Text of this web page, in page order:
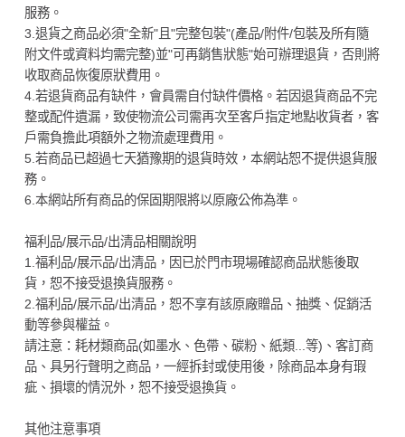
服務。
3.退貨之商品必須"全新"且"完整包裝"(產品/附件/包裝及所有隨
附文件或資料均需完整)並"可再銷售狀態"始可辦理退貨，否則將
收取商品恢復原狀費用。
4.若退貨商品有缺件，會員需自付缺件價格。若因退貨商品不完
整或配件遺漏，致使物流公司需再次至客戶指定地點收貨者，客
戶需負擔此項額外之物流處理費用。
5.若商品已超過七天猶豫期的退貨時效，本網站恕不提供退貨服
務。
6.本網站所有商品的保固期限將以原廠公佈為準。
福利品/展示品/出清品相關說明
1.福利品/展示品/出清品，因已於門市現場確認商品狀態後取
貨，恕不接受退換貨服務。
2.福利品/展示品/出清品，恕不享有該原廠贈品、抽獎、促銷活
動等參與權益。
請注意：耗材類商品(如墨水、色帶、碳粉、紙類...等)、客訂商
品、具另行聲明之商品，一經拆封或使用後，除商品本身有瑕
疵、損壞的情況外，恕不接受退換貨。
其他注意事項